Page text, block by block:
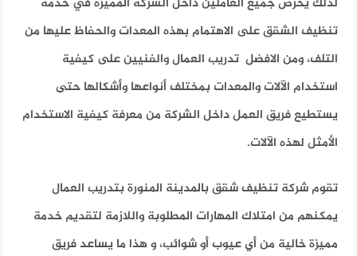
تنظيف الشقق على الاهتمام بهذه المعدات والحفاظ عليها من
التلف، ومن الافضل تدريب العمال والفنيين على كيفية
استخدام الآلات والمعدات بمختلف أنواعها وأشكالها حتى
يستطيع فريق العمل داخل الشركة من معرفة كيفية الاستخدام
الأمثل لهذه الآلات.
تقوم شركة تنظيف شقق بالمدينة المنورة بتدريب العمال
يمكنهم من امتلاك المهارات المطلوبة واللازمة لتقديم خدمة
مميزة خالية من أي عيوب أو شوائب، و هذا ما يساعد فريق